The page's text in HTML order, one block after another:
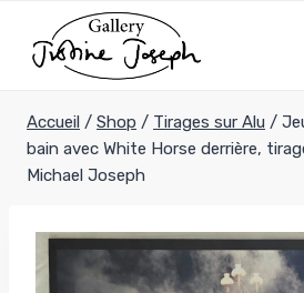
contenu
Accueil / Shop / Tirages sur Alu /
bain avec White Horse derrière,
Michael Joseph